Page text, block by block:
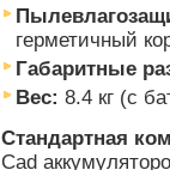
герметичный
Габаритные
Вес: 8.4 кг (с
Стандартная
Сad